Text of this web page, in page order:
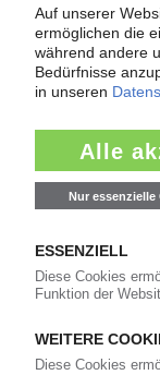
Nachrichten
24.543
4.507
Märkte
108
2.174
1.838